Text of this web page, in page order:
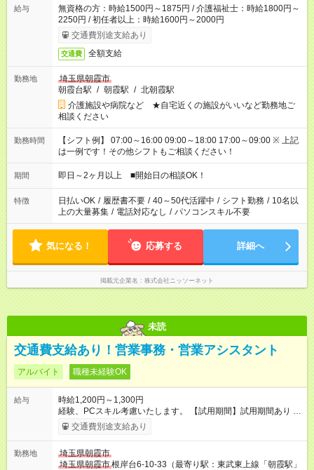
給与
無資格の方：時給1500円～1875円 / 介護福祉士：時給1800円～
2250円 / 初任者以上：時給1600円～2000円
交通費別途支給あり
交通費 全額支給
勤務地
埼玉県朝霞市
朝霞台駅 / 朝霞駅 / 北朝霞駅
介護施設や病院など ★自宅近くの施設がいいなど勤務地ご
相談ください
勤務時間
【シフト例】 07:00～16:00 09:00～18:00 17:00～09:00 ※ 上記
は一例です！その他シフトもご相談ください！
期間 即日～2ヶ月以上 ■開始日の相談OK！
特徴 日払いOK / 履歴書不要 / 40～50代活躍中 / シフト勤務 / 10名以
上の大量募集 / 電話対応なし / パソコンスキル不要
気になる！ 応募する 詳細へ
掲載元企業名 株式会社ニッソーネット
未読
交通費支給あり！営業事務・営業アシスタント
アルバイト 職種未経験OK
給与
時給1,200円～1,300円
経験、PCスキル考慮いたします。 【試用期間】試用期間あり 試
用期間の長さ：3ヶ月 雇用形態、給与は本採用時と同じです。
交通費別途支給あり
勤務地
埼玉県朝霞市
埼玉県朝霞市根岸台6-10-33（最寄り駅：東武東上線「朝霞駅」